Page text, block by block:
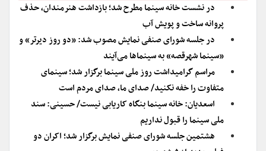
در نشست خانه سینما مطرح شد؛ بازداشت هنرمندان، حذف
پروانه ساخت و پویش آب
در جلسه شورای صنفی نمایش مصوب شد: «دو روز دیرتر» و
«سینما شهرقصه» به سینماها می‌آیند
مراسم گرامیداشت روز ملی سینما برگزار شد؛ سینمای
متفاوت را خفه نکنید/ صدای ما، صدای مردم است
اسعدیان: خانه سینما بنگاه کاریابی نیست/ حسینی: سند
ملی سینما را قبول نداریم
هشتمین جلسه شورای صنفی نمایش برگزار شد؛ اکران دو